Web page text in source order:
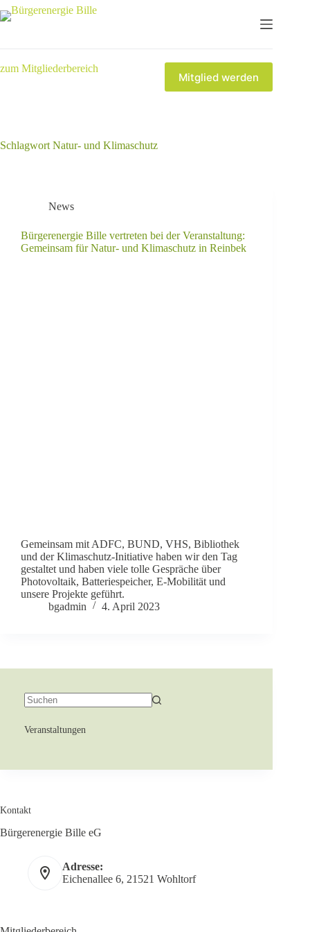
zum Mitgliederbereich
Mitglied werden
Schlagwort Natur- und Klimaschutz
News
Bürgerenergie Bille vertreten bei der Veranstaltung:
Gemeinsam für Natur- und Klimaschutz in Reinbek
Gemeinsam mit ADFC, BUND, VHS, Bibliothek
und der Klimaschutz-Initiative haben wir den Tag
gestaltet und haben viele tolle Gespräche über
Photovoltaik, Batteriespeicher, E-Mobilität und
unsere Projekte geführt.
bgadmin
4. April 2023
Veranstaltungen
Kontakt
Bürgerenergie Bille eG
Adresse:
Eichenallee 6, 21521 Wohltorf